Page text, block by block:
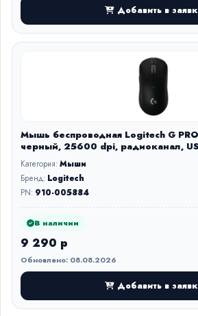
Добавить в
Мышь беспроводная Logitech G PRO
черный, 25600 dpi, радиоканал,
Категория:Мыши
Бренд: Logitech
PN: 910-005884
В наличии
9 290 р
Обновлено: 08.08.2026
Добавить в